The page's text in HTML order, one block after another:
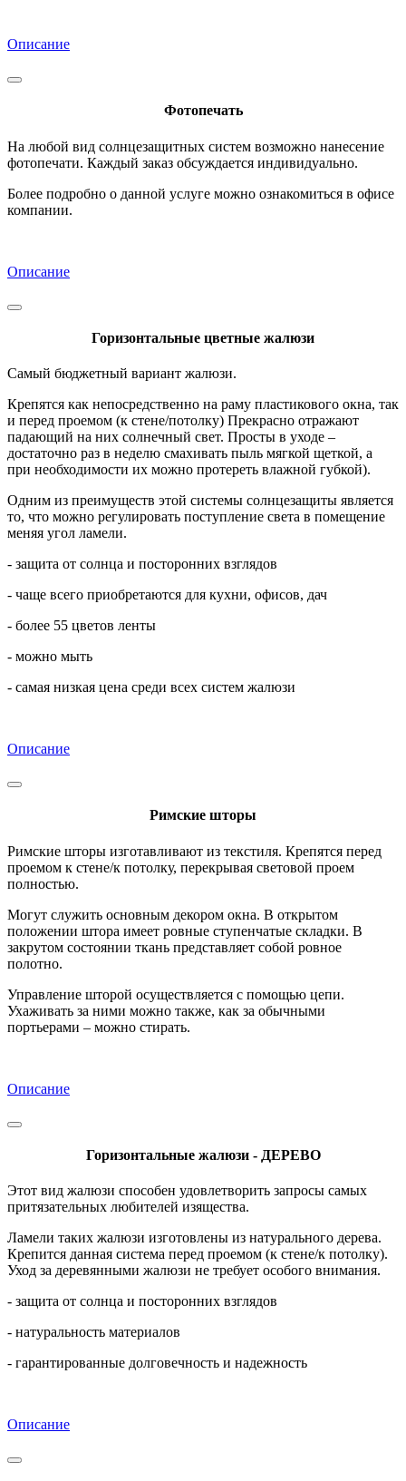
Описание
Фотопечать
На любой вид солнцезащитных систем возможно нанесение
фотопечати. Каждый заказ обсуждается индивидуально.
Более подробно о данной услуге можно ознакомиться в офисе
компании.
Описание
Горизонтальные цветные жалюзи
Самый бюджетный вариант жалюзи.
Крепятся как непосредственно на раму пластикового окна, так
и перед проемом (к стене/потолку) Прекрасно отражают
падающий на них солнечный свет. Просты в уходе –
достаточно раз в неделю смахивать пыль мягкой щеткой, а
при необходимости их можно протереть влажной губкой).
Одним из преимуществ этой системы солнцезащиты является
то, что можно регулировать поступление света в помещение
меняя угол ламели.
- защита от солнца и посторонних взглядов
- чаще всего приобретаются для кухни, офисов, дач
- более 55 цветов ленты
- можно мыть
- самая низкая цена среди всех систем жалюзи
Описание
Римские шторы
Римские шторы изготавливают из текстиля. Крепятся перед
проемом к стене/к потолку, перекрывая световой проем
полностью.
Могут служить основным декором окна. В открытом
положении штора имеет ровные ступенчатые складки. В
закрутом состоянии ткань представляет собой ровное
полотно.
Управление шторой осуществляется с помощью цепи.
Ухаживать за ними можно также, как за обычными
портьерами – можно стирать.
Описание
Горизонтальные жалюзи - ДЕРЕВО
Этот вид жалюзи способен удовлетворить запросы самых
притязательных любителей изящества.
Ламели таких жалюзи изготовлены из натурального дерева.
Крепится данная система перед проемом (к стене/к потолку).
Уход за деревянными жалюзи не требует особого внимания.
- защита от солнца и посторонних взглядов
- натуральность материалов
- гарантированные долговечность и надежность
Описание